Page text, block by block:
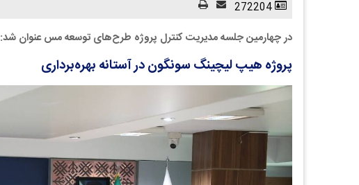
در چهارمین جلسه مدیریت کنترل پروژه طرح‌های توسعه مس عنوان شد:
پروژه هیپ لیچینگ سونگون در آستانه بهره‌برداری